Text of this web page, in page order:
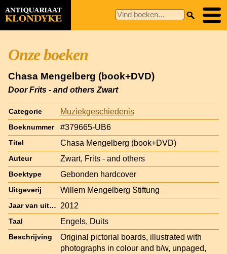
Onze boeken
Chasa Mengelberg (book+DVD)
Door Frits - and others Zwart
Categorie Muziekgeschiedenis
Boeknummer #379665-UB6
Titel Chasa Mengelberg (book+DVD)
Auteur Zwart, Frits - and others
Boektype Gebonden hardcover
Uitgeverij Willem Mengelberg Stiftung
Jaar van uitgave 2012
Taal Engels, Duits
Beschrijving
Original pictorial boards, illustrated with
photographs in colour and b/w, unpaged,